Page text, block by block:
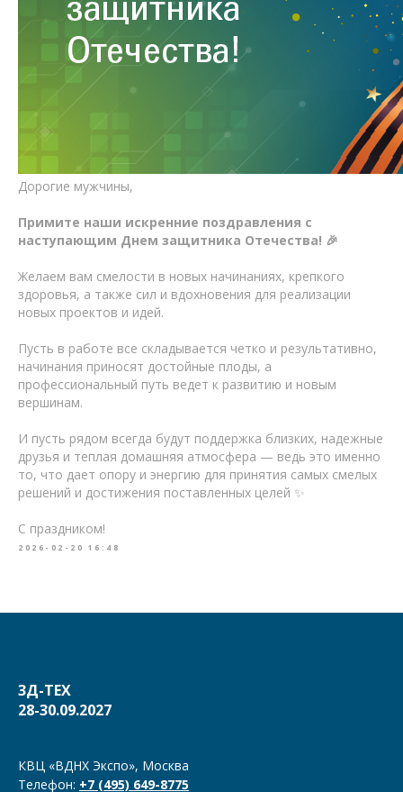
Дорогие мужчины,
Примите наши искренние поздравления с
наступающим Днем защитника Отечества! 🎉
Желаем вам смелости в новых начинаниях, крепкого
здоровья, а также сил и вдохновения для реализации
новых проектов и идей.
Пусть в работе все складывается четко и результативно,
начинания приносят достойные плоды, а
профессиональный путь ведет к развитию и новым
вершинам.
И пусть рядом всегда будут поддержка близких, надежные
друзья и теплая домашняя атмосфера — ведь это именно
то, что дает опору и энергию для принятия самых смелых
решений и достижения поставленных целей ✨
С праздником!
2026-02-20 16:48
3Д-ТЕХ
28-30.09.2027
КВЦ «ВДНХ Экспо», Москва
Телефон: +7 (495) 649-8775